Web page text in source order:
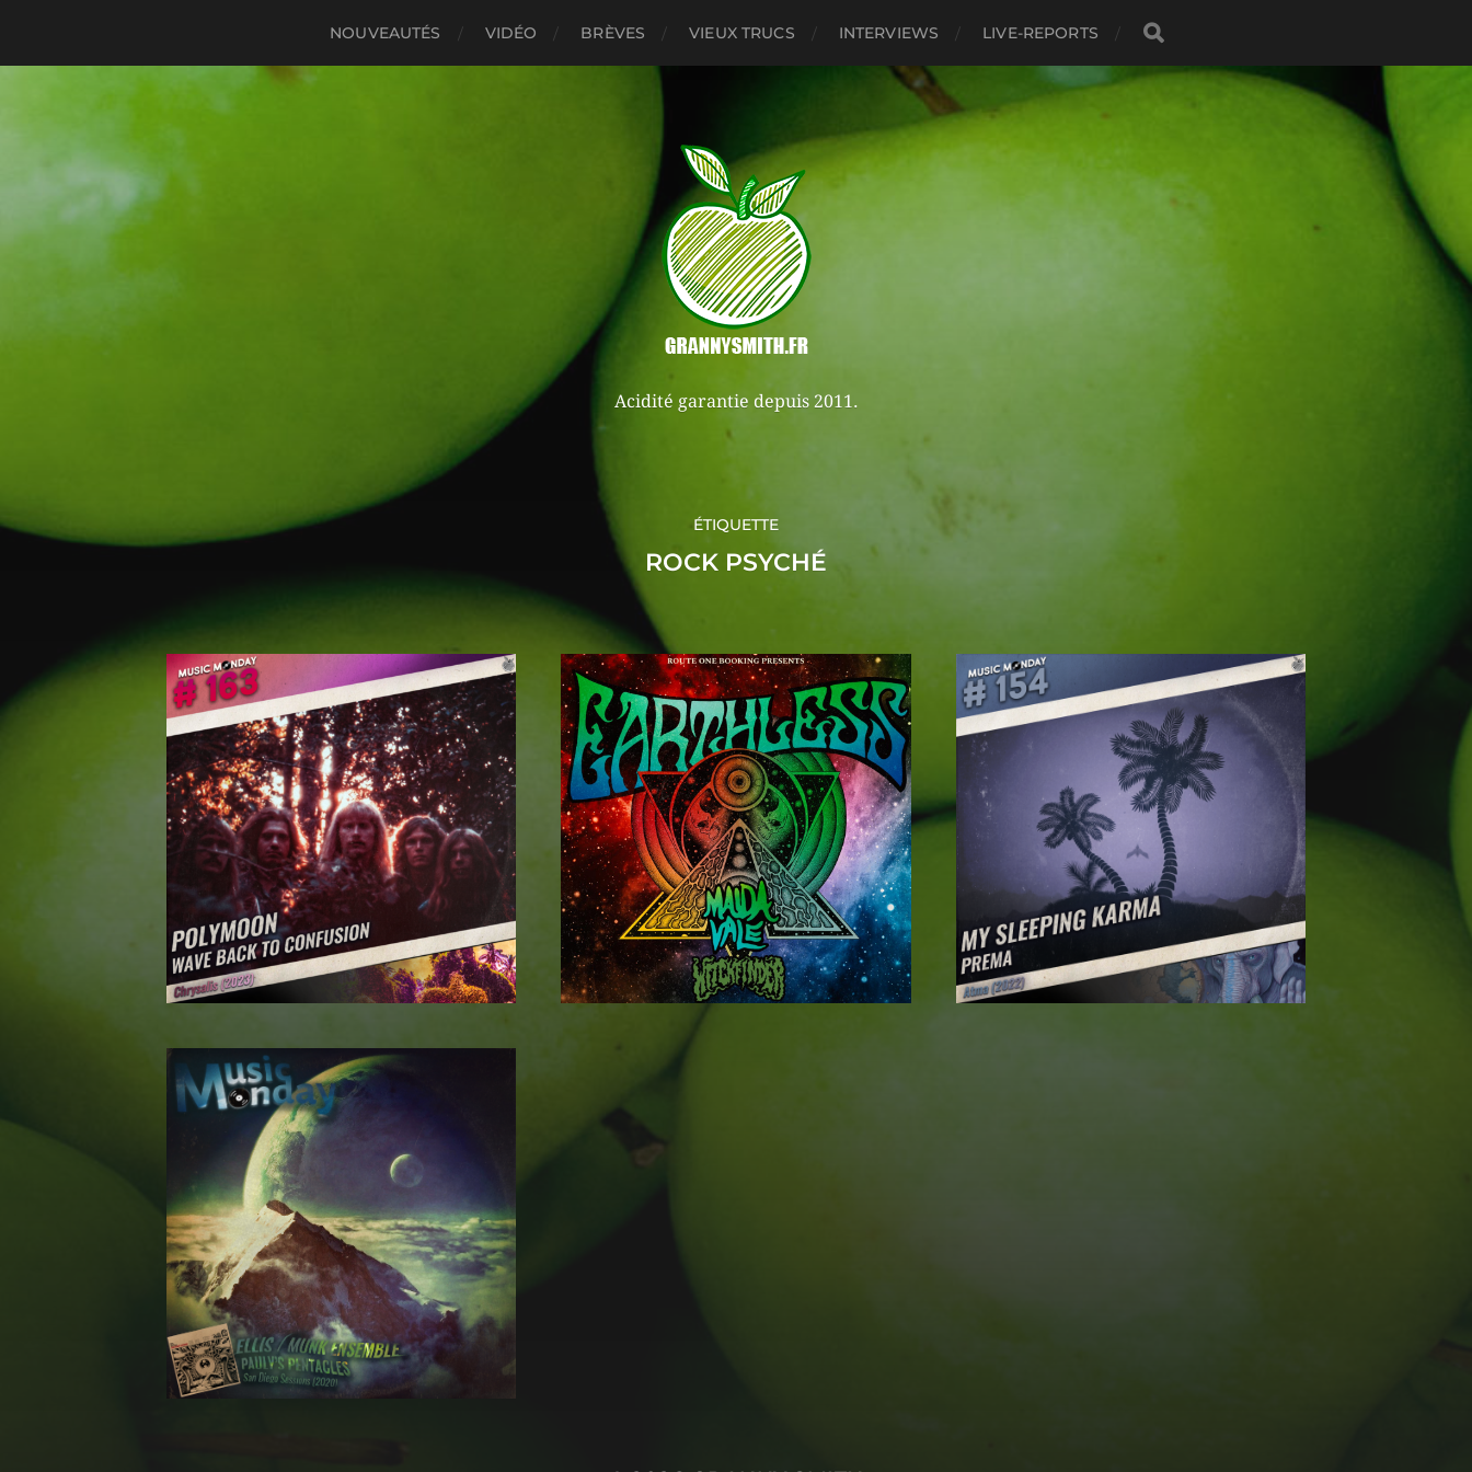
NOUVEAUTÉS VIDÉO BRÈVES VIEUX TRUCS INTERVIEWS LIVE-REPORTS
Acidité garantie depuis 2011.
ÉTIQUETTE
ROCK PSYCHÉ